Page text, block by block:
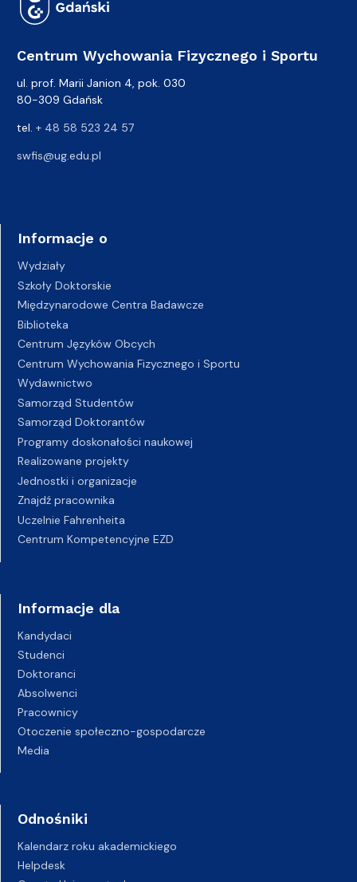
Centrum Wychowania Fizycznego i Sportu
ul. prof. Marii Janion 4, pok. 030
80-309 Gdańsk
tel. + 48 58 523 24 57
swfis@ug.edu.pl
Informacje o
Wydziały
Szkoły Doktorskie
Międzynarodowe Centra Badawcze
Biblioteka
Centrum Języków Obcych
Centrum Wychowania Fizycznego i Sportu
Wydawnictwo
Samorząd Studentów
Samorząd Doktorantów
Programy doskonałości naukowej
Realizowane projekty
Jednostki i organizacje
Znajdź pracownika
Uczelnie Fahrenheita
Centrum Kompetencyjne EZD
Informacje dla
Kandydaci
Studenci
Doktoranci
Absolwenci
Pracownicy
Otoczenie społeczno-gospodarcze
Media
Odnośniki
Kalendarz roku akademickiego
Helpdesk